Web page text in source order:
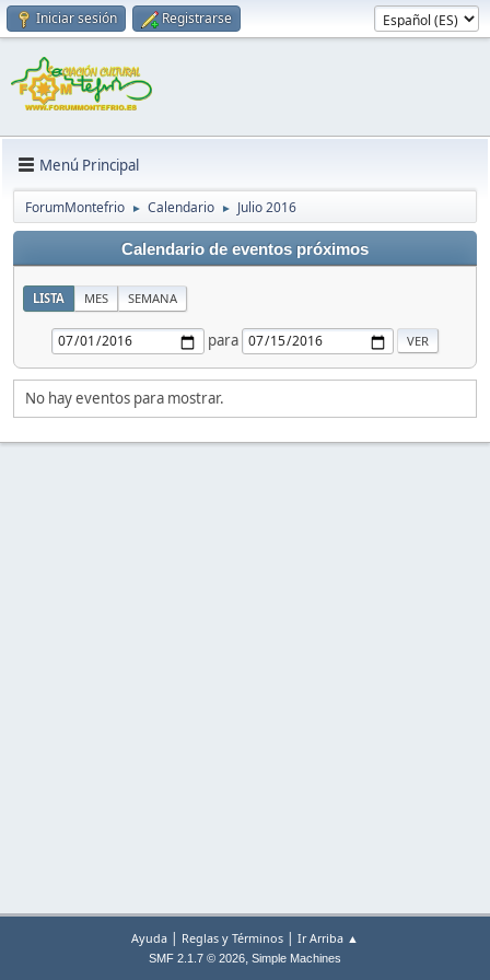
Iniciar sesión Registrarse
Menú Principal
ForumMontefrio ► Calendario ► Julio 2016
Calendario de eventos próximos
LISTA MES SEMANA
para
No hay eventos para mostrar.
Ayuda | Reglas y Términos | Ir Arriba ▲
SMF 2.1.7 © 2026, Simple Machines